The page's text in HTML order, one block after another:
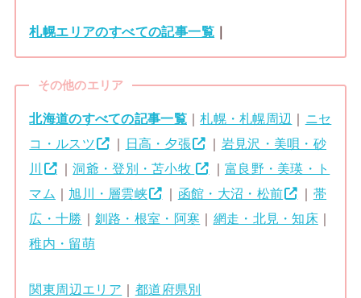
札幌エリアのすべての記事一覧 ｜
その他のエリア
北海道のすべての記事一覧｜札幌・札幌周辺
ニセ
コ・ルスツ
日高・夕張
岩見沢・美唄・砂
川
｜洞爺・登別・苫小牧
富良野・美瑛・ト
マム
旭川・層雲峡 函館・大沼・松前
帯
広・十勝
釧路・根室・阿寒 網走・北見・知床
稚内・留萌
関東周辺エリア ｜ 都道府県別